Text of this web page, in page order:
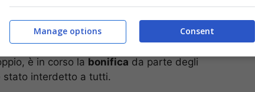
è in corso la bonifica da parte degli
stato interdetto a tutti.
Consent
Manage options